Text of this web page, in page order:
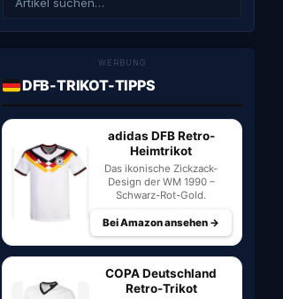
WERBUNG
DFB-TRIKOT-TIPPS
adidas DFB Retro-
Heimtrikot
Das ikonische Zickzack-
Design der WM 1990 –
Schwarz-Rot-Gold.
Bei Amazon ansehen →
COPA Deutschland
Retro-Trikot